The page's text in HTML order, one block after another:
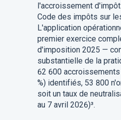
l'accroissement
Code des impôts sur
L'application
premier exercice
d'imposition 2025 —
substantielle de la
62 600
%) identifiés, 53 800
soit un taux de
au 7 avril 2026)³.